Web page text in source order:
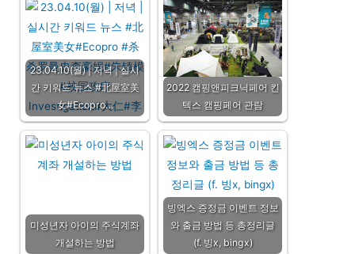
23.04.10(월) | 저녁 | 실시
간 키워드 뉴스 #北屋室美
女#Ecopro…
2022 캠핑앤피크닉페어 킨
텍스 캠핑페어 관람
미성년자 아이의 주식계좌
개설하는 방법
빙엑스 증정금 이벤트 정보
와 출금 방법 등 총정리글
(f. 빙x, bingx)